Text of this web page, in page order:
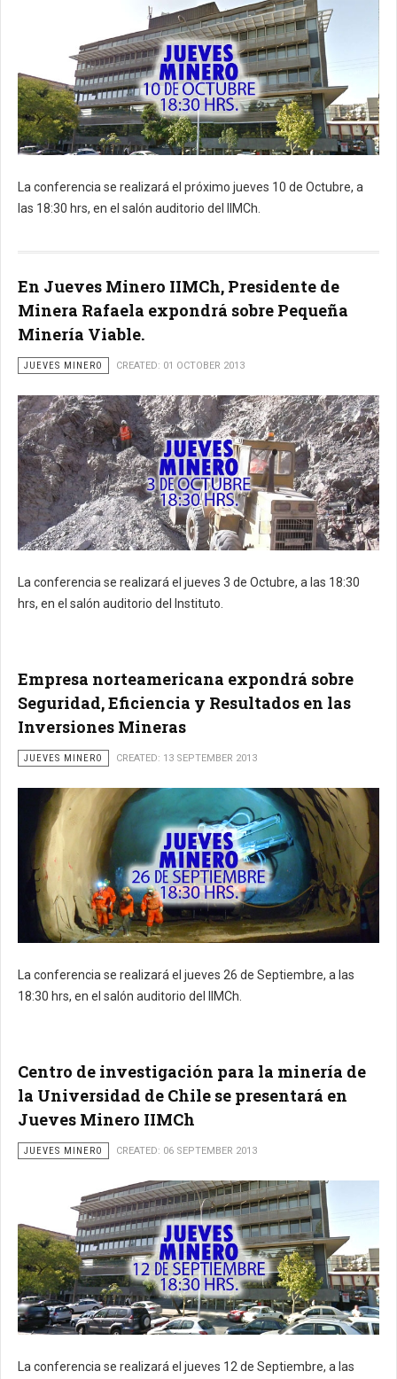
La conferencia se realizará el próximo jueves 10 de Octubre, a
las 18:30 hrs, en el salón auditorio del IIMCh.
En Jueves Minero IIMCh, Presidente de
Minera Rafaela expondrá sobre Pequeña
Minería Viable.
JUEVES MINERO CREATED: 01 OCTOBER 2013
La conferencia se realizará el jueves 3 de Octubre, a las 18:30
hrs, en el salón auditorio del Instituto.
Empresa norteamericana expondrá sobre
Seguridad, Eficiencia y Resultados en las
Inversiones Mineras
JUEVES MINERO CREATED: 13 SEPTEMBER 2013
La conferencia se realizará el jueves 26 de Septiembre, a las
18:30 hrs, en el salón auditorio del IIMCh.
Centro de investigación para la minería de
la Universidad de Chile se presentará en
Jueves Minero IIMCh
JUEVES MINERO CREATED: 06 SEPTEMBER 2013
La conferencia se realizará el jueves 12 de Septiembre, a las